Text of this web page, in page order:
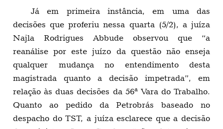
Já em primeira instância, em uma das
decisões que proferiu nessa quarta (5/2), a juíza
Najla Rodrigues Abbude observou que “a
reanálise por este juízo da questão não enseja
qualquer mudança no entendimento desta
magistrada quanto a decisão impetrada”, em
relação às duas decisões da 56ª Vara do Trabalho.
Quanto ao pedido da Petrobrás baseado no
despacho do TST, a juíza esclarece que a decisão